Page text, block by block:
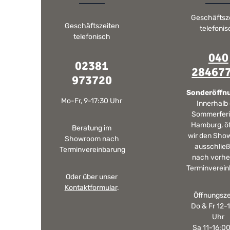
nachliefern. Mehr Informationen Bitte beachten Sie,
aufgrund der Lichtverhältnisse bei der Produktfotografie
und unterschiedlichen Bildschirmeinstellungen kann es
dazu kommen, dass die Farbe des Produktes nicht
authentisch wiedergegeben wird. Ihre Fragen zu diesem
2381 97372-0,per E-Mail an shop@landlord-living.de oder
nach Terminabsprache persönlich in unserem Showroom.
Geschäftszeiten
telefonisch
02381
973720
Mo-Fr, 9-17:30 Uhr
Beratung im
Showroom nach
Terminvereinbarung
Oder über unser
Kontaktformular.
040
Innerhalb
Hamburg,
wir den
nach
Do & Fr 12-
Uhr
Sa 11-